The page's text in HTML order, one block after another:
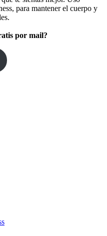
para mantener el cuerpo y
por mail?